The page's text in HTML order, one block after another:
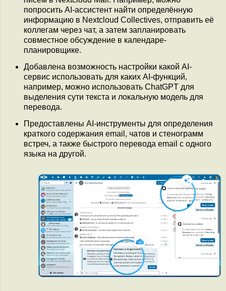
попросить AI-ассистент найти определённую
информацию в Nextcloud Collectives, отправить её
коллегам через чат, а затем запланировать
совместное обсуждение в календаре-
планировщике.
Добавлена возможность настройки какой AI-
сервис использовать для каких AI-функций,
например, можно использовать ChatGPT для
выделения сути текста и локальную модель для
перевода.
Предоставлены AI-инструменты для определения
краткого содержания email, чатов и стенограмм
встреч, а также быстрого перевода email с одного
языка на другой.